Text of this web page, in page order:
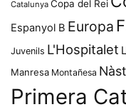
Catalunya Copa del Rei
Espanyol B Europa
Juvenils L'Hospitalet
Manresa Montañesa
Primera